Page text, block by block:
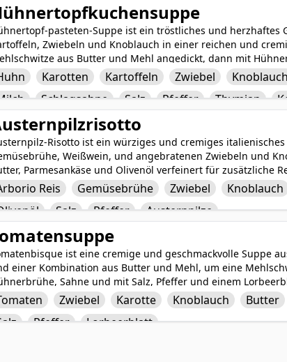
pasteten-Suppe ist ein tröstliches und herzhaftes
Zwiebeln und Knoblauch in einer reichen und
aus Butter und Mehl angedickt, dann mit
Textur zu erzeugen. Gewürzt mit Salz, Pfeffer und
mit Stücken von Blätterteig bedeckt, um die
Diese befriedigende und geschmackvolle
Karotten Kartoffeln Zwiebel Knoblauch
Schlagsahne Salz Pfeffer Thymian
Risotto ist ein würziges und cremiges
Weißwein, und angebratenen Zwiebeln und
Parmesankäse und Olivenöl verfeinert für zusätzliche
dem Risotto einen fleischigen und erdigen
Würzung. Dieses herzhafte und wohltuende Gericht ist
in einer klassischen italienischen Zubereitung zu
Reis Gemüsebrühe Zwiebel Knoblauch
Salz Pfeffer Austernpilze
ist eine cremige und geschmackvolle Suppe
einer Kombination aus Butter und Mehl, um eine
Sahne und mit Salz, Pfeffer und einem
reichen und samtigen Textur ist Tomatenbisque ein
eine gemütliche Mahlzeit an einem kalten Tag ist. Ob
gegrillten Käsesandwich kombiniert, Tomatenbisque
Zwiebel Karotte Knoblauch Butter
Pfeffer Lorbeerblatt